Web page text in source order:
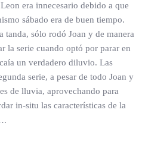
era innecesario debido a que
sábado era de buen tiempo.
tanda, sólo rodó Joan y de manera
la serie cuando optó por parar en
un verdadero diluvio. Las
serie, a pesar de todo Joan y
de lluvia, aprovechando para
in-situ las características de la